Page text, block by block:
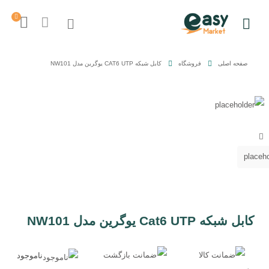
صفحه اصلی فروشگاه کابل شبکه CAT6 UTP یوگرین مدل NW101
کابل شبکه Cat6 UTP یوگرین مدل NW101
ناموجود